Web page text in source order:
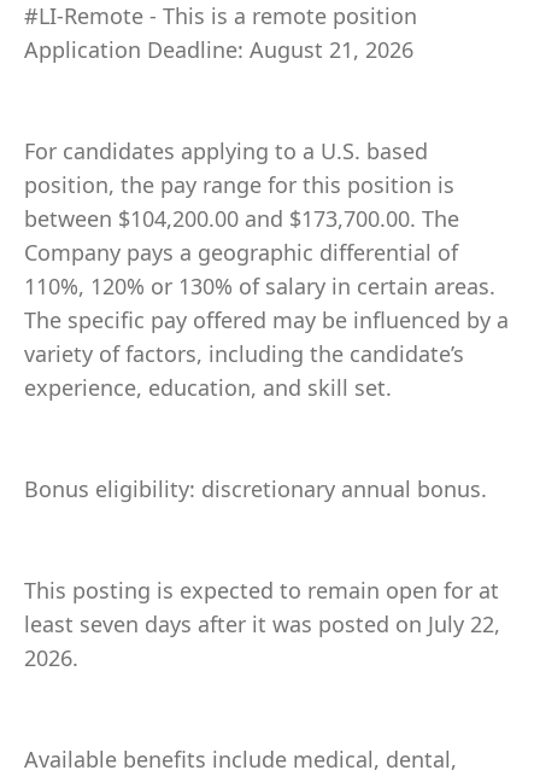
#LI-Remote - This is a remote position
Application Deadline: August 21, 2026
For candidates applying to a U.S. based
position, the pay range for this position is
between $104,200.00 and $173,700.00. The
Company pays a geographic differential of
110%, 120% or 130% of salary in certain areas.
The specific pay offered may be influenced by a
variety of factors, including the candidate’s
experience, education, and skill set.
Bonus eligibility: discretionary annual bonus.
This posting is expected to remain open for at
least seven days after it was posted on July 22,
2026.
Available benefits include medical, dental,